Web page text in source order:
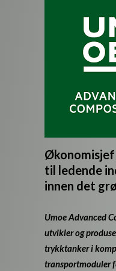
Økonomisjef
til ledende
innen det
Umoe Advanced
utvikler og
trykktanker i
transportmoduler